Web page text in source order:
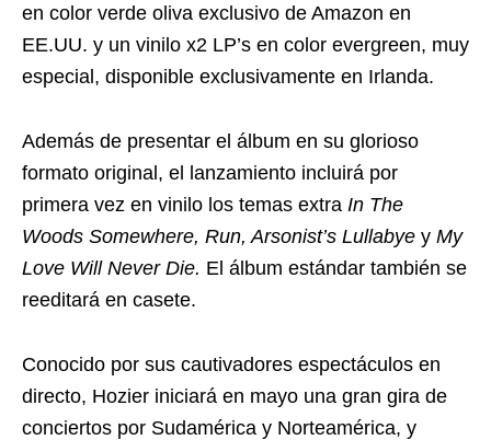
en color verde oliva exclusivo de Amazon en
EE.UU. y un vinilo x2 LP’s en color evergreen, muy
especial, disponible exclusivamente en Irlanda.
Además de presentar el álbum en su glorioso
formato original, el lanzamiento incluirá por
primera vez en vinilo los temas extra In The
Woods Somewhere, Run, Arsonist’s Lullabye y My
Love Will Never Die. El álbum estándar también se
reeditará en casete.
Conocido por sus cautivadores espectáculos en
directo, Hozier iniciará en mayo una gran gira de
conciertos por Sudamérica y Norteamérica, y